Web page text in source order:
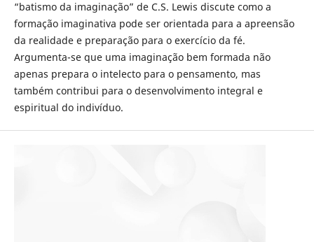
“batismo da imaginação” de C.S. Lewis discute como a
formação imaginativa pode ser orientada para a apreensão
da realidade e preparação para o exercício da fé.
Argumenta-se que uma imaginação bem formada não
apenas prepara o intelecto para o pensamento, mas
também contribui para o desenvolvimento integral e
espiritual do indivíduo.